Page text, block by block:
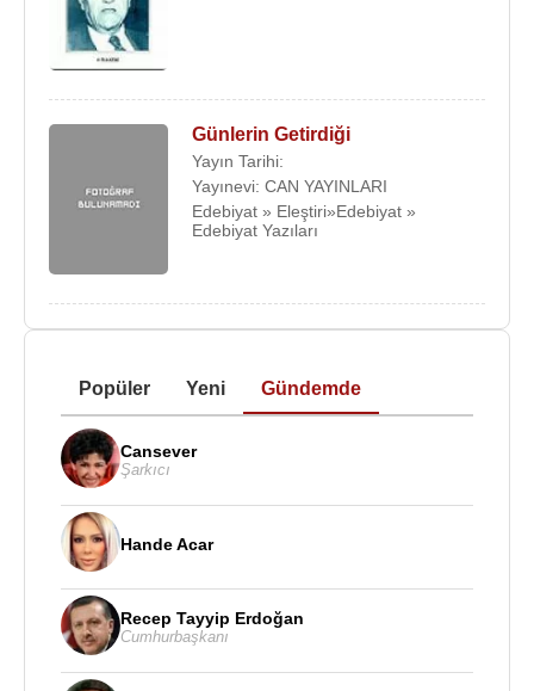
Günlerin Getirdiği
Yayın Tarihi:
Yayınevi: CAN YAYINLARI
Edebiyat » Eleştiri»Edebiyat »
Edebiyat Yazıları
Popüler Yeni Gündemde
Cansever
Şarkıcı
Hande Acar
Recep Tayyip Erdoğan
Cumhurbaşkanı